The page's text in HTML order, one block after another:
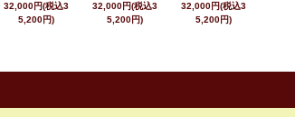
32,000円(税込3
5,200円)
32,000円(税込3
5,200円)
32,000円(税込3
5,200円)